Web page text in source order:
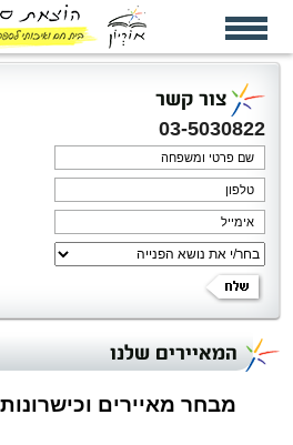
צור קשר
03-5030822
המאיירים שלנו
מבחר מאיירים